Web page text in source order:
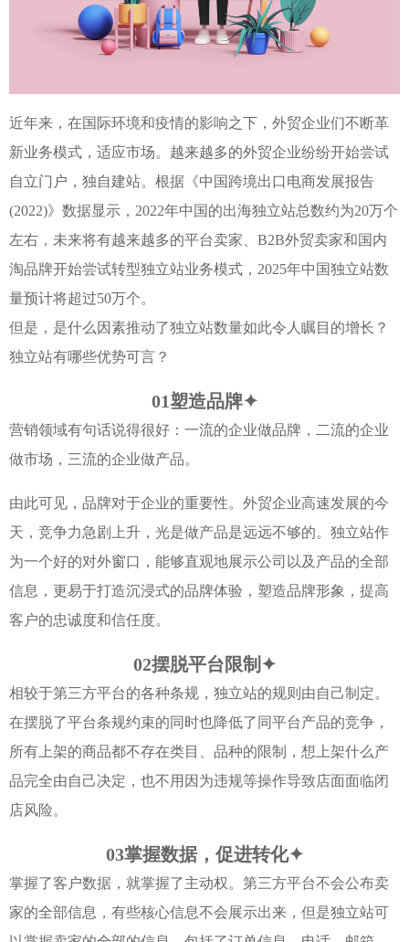
近年来，在国际环境和疫情的影响之下，外贸企业们不断革
新业务模式，适应市场。越来越多的外贸企业纷纷开始尝试
自立门户，独自建站。根据《中国跨境出口电商发展报告
(2022)》数据显示，2022年中国的出海独立站总数约为20万个
左右，未来将有越来越多的平台卖家、B2B外贸卖家和国内
淘品牌开始尝试转型独立站业务模式，2025年中国独立站数
量预计将超过50万个。
但是，是什么因素推动了独立站数量如此令人瞩目的增长？
独立站有哪些优势可言？
01塑造品牌✦
营销领域有句话说得很好：一流的企业做品牌，二流的企业
做市场，三流的企业做产品。
由此可见，品牌对于企业的重要性。外贸企业高速发展的今
天，竞争力急剧上升，光是做产品是远远不够的。独立站作
为一个好的对外窗口，能够直观地展示公司以及产品的全部
信息，更易于打造沉浸式的品牌体验，塑造品牌形象，提高
客户的忠诚度和信任度。
02摆脱平台限制 ✦
相较于第三方平台的各种条规，独立站的规则由自己制定。
在摆脱了平台条规约束的同时也降低了同平台产品的竞争，
所有上架的商品都不存在类目、品种的限制，想上架什么产
品完全由自己决定，也不用因为违规等操作导致店面面临闭
店风险。
03掌握数据，促进转化✦
掌握了客户数据，就掌握了主动权。第三方平台不会公布卖
家的全部信息，有些核心信息不会展示出来，但是独立站可